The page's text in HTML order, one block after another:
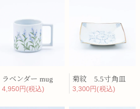
ラベンダー mug
4,950円(税込)
菊紋 5.5寸角皿
3,300円(税込)